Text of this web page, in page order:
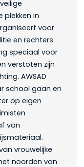
plekken in
voor
en rechters.
speciaal voor
verstoten zijn
AWSAD
school gaan en
op eigen
van
vrouwelijke
noorden van